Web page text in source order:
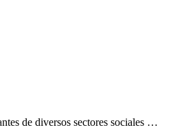
de diversos sectores sociales …